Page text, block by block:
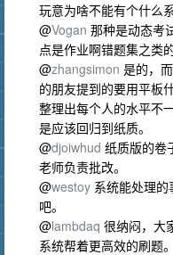
玩意为啥不能有个什么
@Vogan 那种是动态考
点是作业啊错题集之类的
@zhangsimon 是的，
的朋友提到的要用平板
整理出每个人的水平不
是应该回归到纸质。
@djoiwhud 纸质版的卷
老师负责批改。
@westoy 系统能处理
吧。
@lambdaq 很纳闷，大
系统帮着更高效的刷题。